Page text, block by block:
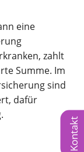
eine
zahlt
Summe. Im
sind
dafür
Kontakt